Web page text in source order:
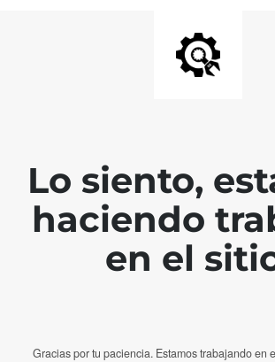
Lo siento,
haciendo
en el
Gracias por tu paciencia. Estamos trabajando en